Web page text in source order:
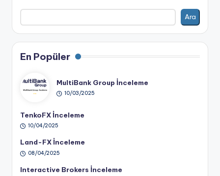
Ara
En Popüler
MultiBank Group İnceleme
10/03/2025
TenkoFX İnceleme
10/04/2025
Land-FX İnceleme
08/04/2025
Interactive Brokers İnceleme